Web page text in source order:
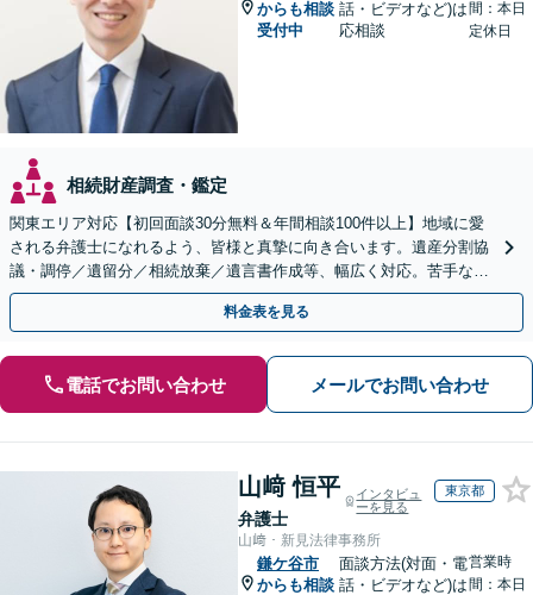
からも相談
受付中
話・ビデオなど)は
応相談
間：本日
定休日
相続財産調査・鑑定
関東エリア対応【初回面談30分無料＆年間相談100件以上】地域に愛
される弁護士になれるよう、皆様と真摯に向き合います。遺産分割協
議・調停／遺留分／相続放棄／遺言書作成等、幅広く対応。苦手な親
族との交渉や書面作成等も◎【分かりやすい費用体系】
料金表を見る
電話でお問い合わせ メールでお問い合わせ
山﨑 恒平
弁護士
インタビュ
ーを見る
東京都
山﨑・新見法律事務所
鎌ケ谷市
からも相談
面談方法(対面・電
話・ビデオなど)は
営業時
間：本日